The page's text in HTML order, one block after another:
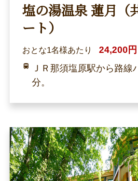
塩の湯温泉 蓮月（
ート）
おとな1名様あたり
24,200
ＪＲ那須塩原駅から路線
分。